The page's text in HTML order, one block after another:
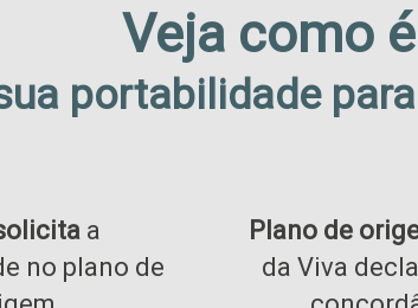
Veja como
portabilidade
a
no plano de
Plano de
da Viva